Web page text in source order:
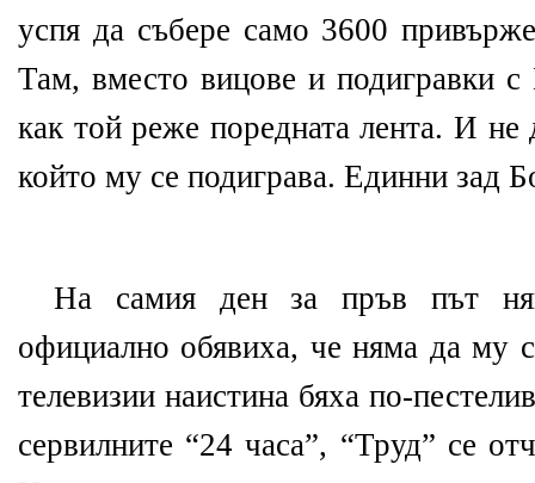
успя да събере само 3600
Там, вместо вицове и подигравки с
как той реже поредната лента. И
който му се подиграва. Единни зад
На самия ден за пръв път
официално обявиха, че няма да му
телевизии наистина бяха по-
сервилните “24 часа”, “Труд” се